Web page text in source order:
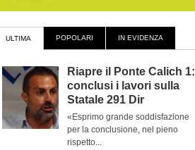
ULTIMA POPOLARI IN EVIDENZA
Riapre il Ponte Calich 1:
conclusi i lavori sulla
Statale 291 Dir
«Esprimo grande soddisfazione
per la conclusione, nel pieno
rispetto...